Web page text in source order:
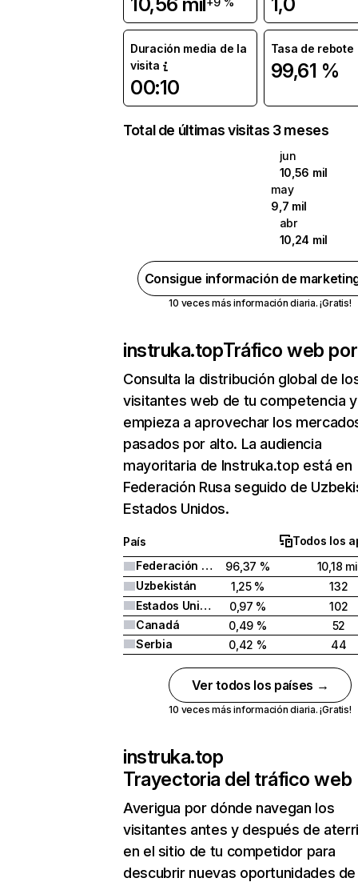
Duración media de la
visita
00:10
Tasa de rebote
99,61 %
Total de últimas visitas 3 meses
jun
10,56 mil
may
9,7 mil
abr
10,24 mil
Consigue información de
10 veces más información diaria. ¡Gratis!
instruka.topTráfico web
Consulta la distribución global de
visitantes web de tu competencia y
empieza a aprovechar los
pasados por alto. La audiencia
mayoritaria de Instruka.top está en
Federación Rusa seguido de
Estados Unidos.
País
Todos los
Federación Rusa
96,37 %
10,18
Uzbekistán
1,25 %
132
Estados Unidos
0,97 %
102
Canadá
0,49 %
52
Serbia
0,42 % 44
Ver todos los países →
10 veces más información diaria. ¡Gratis!
instruka.top
Trayectoria del tráfico web
Averigua por dónde navegan los
visitantes antes y después de
en el sitio de tu competidor para
descubrir nuevas oportunidades de